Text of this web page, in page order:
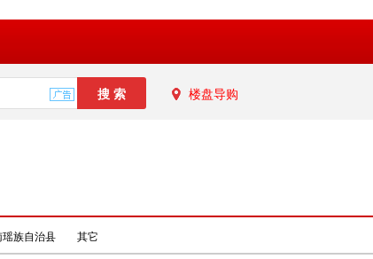
楼盘导购
瑶族自治县 其它